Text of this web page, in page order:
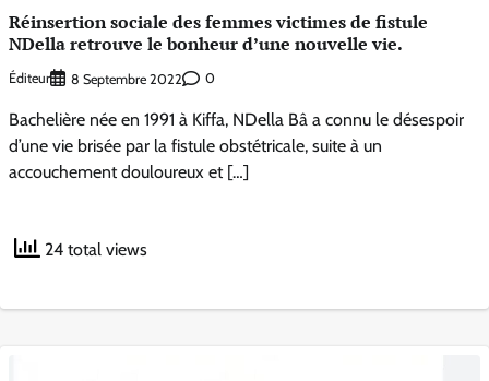
Réinsertion sociale des femmes victimes de fistule
NDella retrouve le bonheur d’une nouvelle vie.
Éditeur 8 Septembre 2022 0
Bachelière née en 1991 à Kiffa, NDella Bâ a connu le désespoir
d’une vie brisée par la fistule obstétricale, suite à un
accouchement douloureux et […]
24 total views